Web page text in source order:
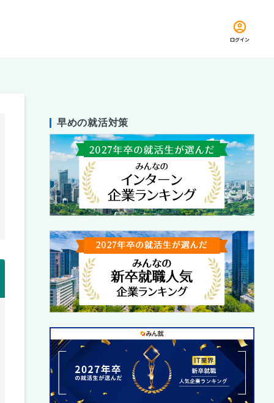
ログイン
早めの就活対策